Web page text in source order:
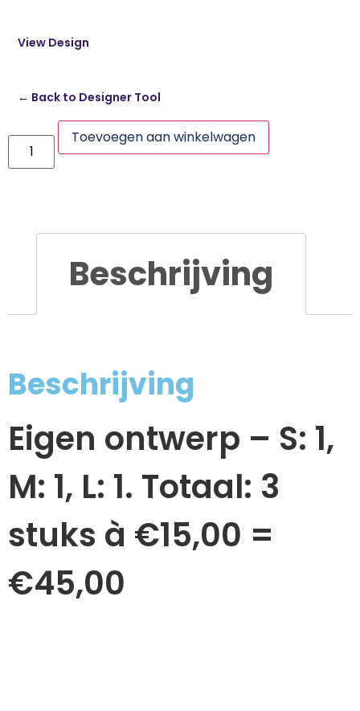
View Design
← Back to Designer Tool
Toevoegen aan winkelwagen
Beschrijving
Beschrijving
Eigen ontwerp – S: 1,
M: 1, L: 1. Totaal: 3
stuks à €15,00 =
€45,00